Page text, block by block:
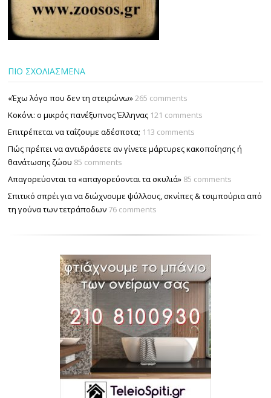
ΠΙΟ ΣΧΟΛΙΑΣΜΕΝΑ
«Έχω λόγο που δεν τη στειρώνω»265 comments
Κοκόνι: ο μικρός πανέξυπνος Έλληνας 121 comments
Επιτρέπεται να ταΐζουµε αδέσποτα; 113 comments
Πώς πρέπει να αντιδράσετε αν γίνετε μάρτυρες κακοποίησης ή
θανάτωσης ζώου 85 comments
Απαγορεύονται τα «απαγορεύονται τα σκυλιά» 85 comments
Σπιτικό σπρέι για να διώχνουμε ψύλλους, σκνίπες & τσιμπούρια από
τη γούνα των τετράποδων 76 comments